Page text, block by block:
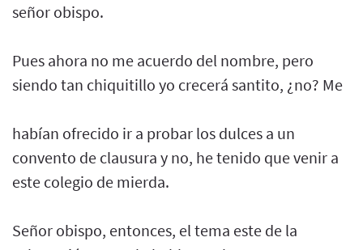
señor obispo.
Pues ahora no me acuerdo del nombre, pero
siendo tan chiquitillo yo crecerá santito, ¿no? Me
habían ofrecido ir a probar los dulces a un
convento de clausura y no, he tenido que venir a
este colegio de mierda.
Señor obispo, entonces, el tema este de la